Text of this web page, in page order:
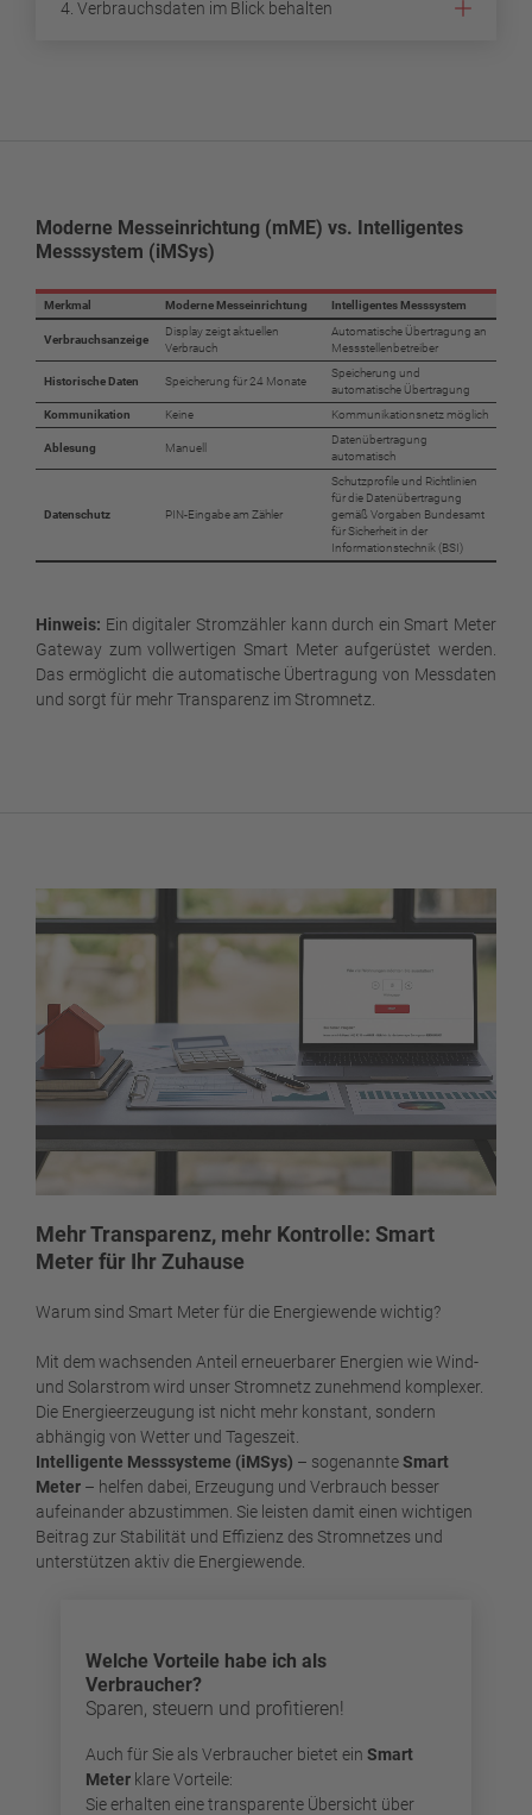
4. Verbrauchsdaten im Blick behalten
Moderne Messeinrichtung (mME) vs. Intelligentes
Messsystem (iMSys)
Merkmal Moderne Messeinrichtung Intelligentes Messsystem
Verbrauchsanzeige
Display zeigt aktuellen
Verbrauch
Automatische Übertragung an
Messstellenbetreiber
Historische Daten Speicherung für 24 Monate
Speicherung und
automatische Übertragung
Kommunikation
Keine Kommunikationsnetz möglich
Ablesung Manuell
Datenübertragung
automatisch
Datenschutz PIN-Eingabe am Zähler
Schutzprofile und Richtlinien
für die Datenübertragung
gemäß Vorgaben Bundesamt
für Sicherheit in der
Informationstechnik (BSI)
Hinweis: Ein digitaler Stromzähler kann durch ein Smart Meter
Gateway zum vollwertigen Smart Meter aufgerüstet werden.
Das ermöglicht die automatische Übertragung von Messdaten
und sorgt für mehr Transparenz im Stromnetz.
Mehr Transparenz, mehr Kontrolle: Smart
Meter für Ihr Zuhause
Warum sind Smart Meter für die Energiewende wichtig?
Mit dem wachsenden Anteil erneuerbarer Energien wie Wind-
und Solarstrom wird unser Stromnetz zunehmend komplexer.
Die Energieerzeugung ist nicht mehr konstant, sondern
abhängig von Wetter und Tageszeit.
Intelligente Messsysteme (iMSys) – sogenannteSmart
Meter – helfen dabei, Erzeugung und Verbrauch besser
aufeinander abzustimmen. Sie leisten damit einen wichtigen
Beitrag zur Stabilität und Effizienz des Stromnetzes und
unterstützen aktiv die Energiewende.
Welche Vorteile habe ich als
Verbraucher?
Sparen, steuern und profitieren!
Auch für Sie als Verbraucher bietet ein Smart
Meter klare Vorteile:
Sie erhalten eine transparente Übersicht über